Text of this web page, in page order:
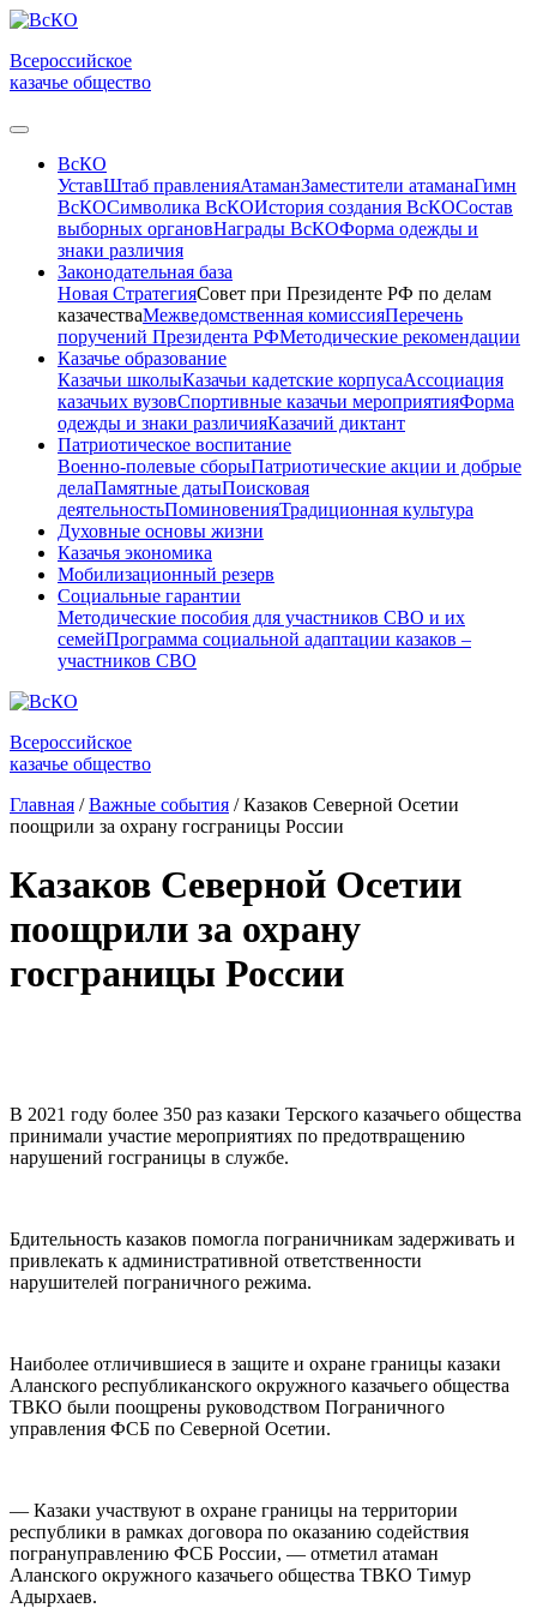
Всероссийское
казачье общество
ВсКО
УставШтаб правленияАтаманЗаместители атаманаГимн
ВсКОСимволика ВсКОИстория создания ВсКОСостав
выборных органовНаграды ВсКОФорма одежды и
знаки различия
Законодательная база
Новая СтратегияСовет при Президенте РФ по делам
казачестваМежведомственная комиссияПеречень
поручений Президента РФМетодические рекомендации
Казачье образование
Казачьи школыКазачьи кадетские корпусаАссоциация
казачьих вузовСпортивные казачьи мероприятияФорма
одежды и знаки различияКазачий диктант
Патриотическое воспитание
Военно-полевые сборыПатриотические акции и добрые
делаПамятные датыПоисковая
деятельностьПоминовенияТрадиционная культура
Духовные основы жизни
Казачья экономика
Мобилизационный резерв
Социальные гарантии
Методические пособия для участников СВО и их
семейПрограмма социальной адаптации казаков –
участников СВО
Всероссийское
казачье общество
Главная / Важные события / Казаков Северной Осетии
поощрили за охрану госграницы России
Казаков Северной Осетии
поощрили за охрану
госграницы России
В 2021 году более 350 раз казаки Терского казачьего общества
принимали участие мероприятиях по предотвращению
нарушений госграницы в службе.
Бдительность казаков помогла пограничникам задерживать и
привлекать к административной ответственности
нарушителей пограничного режима.
Наиболее отличившиеся в защите и охране границы казаки
Аланского республиканского окружного казачьего общества
ТВКО были поощрены руководством Пограничного
управления ФСБ по Северной Осетии.
— Казаки участвуют в охране границы на территории
республики в рамках договора по оказанию содействия
погрануправлению ФСБ России, — отметил атаман
Аланского окружного казачьего общества ТВКО Тимур
Адырхаев.